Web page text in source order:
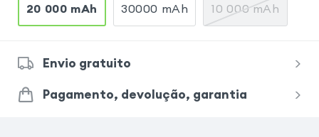
20 000 mAh 30000 mAh 10 000 mAh
Envio gratuito
Pagamento, devolução, garantia